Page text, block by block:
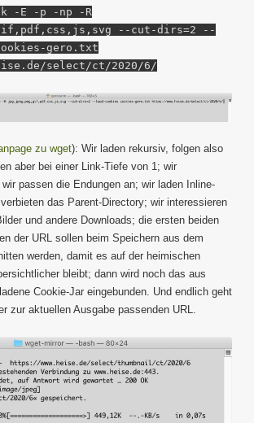
-E -p -np -R
--cut-dirs=2 --
gero.txt
select/ct/2020/6/
zu wget): Wir laden rekursiv, folgen also
aber bei einer Link-Tiefe von 1; wir
passen die Endungen an; wir laden Inline-
das Parent-Directory; wir interessieren
und andere Downloads; die ersten beiden
der URL sollen beim Speichern aus dem
werden, damit es auf der heimischen
bleibt; dann wird noch das aus
Cookie-Jar eingebunden. Und endlich geht
zur aktuellen Ausgabe passenden URL.